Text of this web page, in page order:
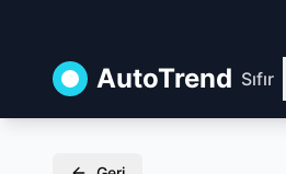
AutoTrend Sıfır